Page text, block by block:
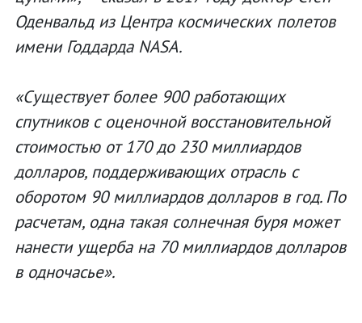
Оденвальд из Центра космических полетов
имени Годдарда NASA.
«Существует более 900 работающих
спутников с оценочной восстановительной
стоимостью от 170 до 230 миллиардов
долларов, поддерживающих отрасль с
оборотом 90 миллиардов долларов в год. По
расчетам, одна такая солнечная буря может
нанести ущерба на 70 миллиардов долларов
в одночасье».